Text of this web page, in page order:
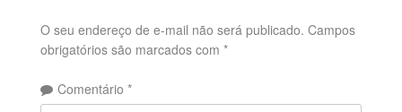
O seu endereço de e-mail não será publicado. Campos
obrigatórios são marcados com *
Comentário *